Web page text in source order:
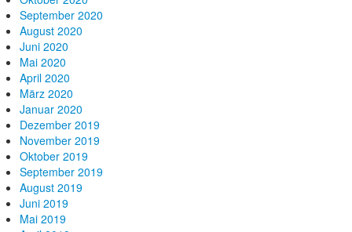
September 2020
August 2020
Juni 2020
Mai 2020
April 2020
März 2020
Januar 2020
Dezember 2019
November 2019
Oktober 2019
September 2019
August 2019
Juni 2019
Mai 2019